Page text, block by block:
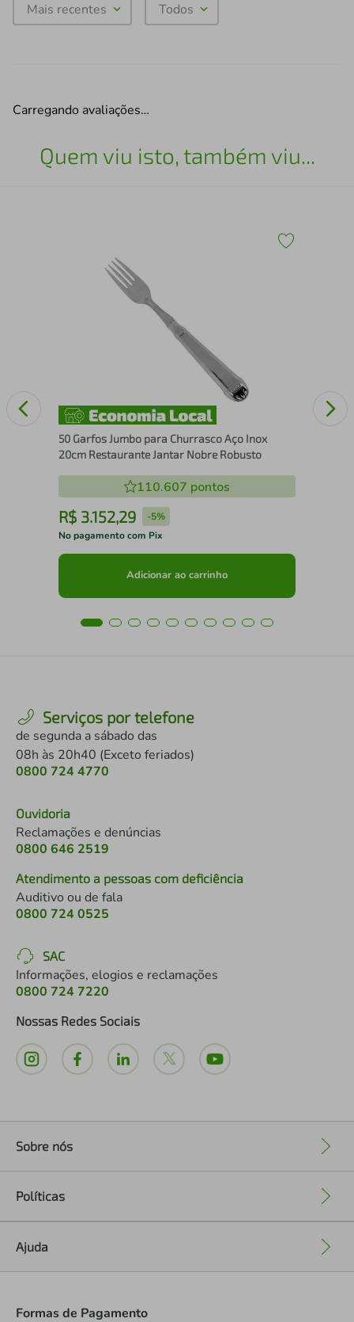
Mais recentes Todos
Carregando avaliações…
Quem viu isto, também viu...
50 Garfos Jumbo para Churrasco Aço Inox
20cm Restaurante Jantar Nobre Robusto
110.607 pontos
R$ 3.152,29 -5%
No pagamento com Pix
Adicionar ao carrinho
Serviços por telefone
de segunda a sábado das
08h às 20h40 (Exceto feriados)
0800 724 4770
Ouvidoria
Reclamações e denúncias
0800 646 2519
Atendimento a pessoas com deficiência
Auditivo ou de fala
0800 724 0525
SAC
Informações, elogios e reclamações
0800 724 7220
Nossas Redes Sociais
Sobre nós
Políticas
Ajuda
Formas de Pagamento